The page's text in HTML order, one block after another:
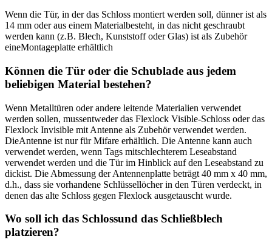
Wenn die Tür, in der das Schloss montiert werden soll, dünner ist als
14 mm oder aus einem Materialbesteht, in das nicht geschraubt
werden kann (z.B. Blech, Kunststoff oder Glas) ist als Zubehör
eineMontageplatte erhältlich
Können die Tür oder die Schublade aus jedem
beliebigen Material bestehen?
Wenn Metalltüren oder andere leitende Materialien verwendet
werden sollen, mussentweder das Flexlock Visible-Schloss oder das
Flexlock Invisible mit Antenne als Zubehör verwendet werden.
DieAntenne ist nur für Mifare erhältlich. Die Antenne kann auch
verwendet werden, wenn Tags mitschlechterem Leseabstand
verwendet werden und die Tür im Hinblick auf den Leseabstand zu
dickist. Die Abmessung der Antennenplatte beträgt 40 mm x 40 mm,
d.h., dass sie vorhandene Schlüssellöcher in den Türen verdeckt, in
denen das alte Schloss gegen Flexlock ausgetauscht wurde.
Wo soll ich das Schlossund das Schließblech
platzieren?